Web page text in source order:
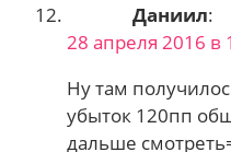
Даниил:
28 апреля 2016 в
Ну там
убыток 120пп
дальше